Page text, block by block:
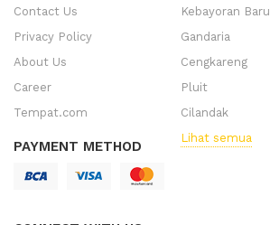
Contact Us
Privacy Policy
About Us
Career
Tempat.com
PAYMENT METHOD
Kebayoran Baru
Gandaria
Cengkareng
Pluit
Cilandak
Lihat semua